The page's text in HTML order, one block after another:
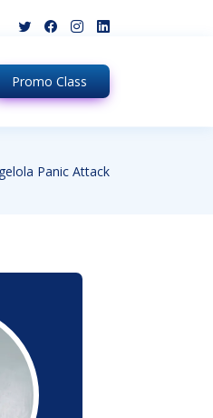
Promo Class
Panic Attack